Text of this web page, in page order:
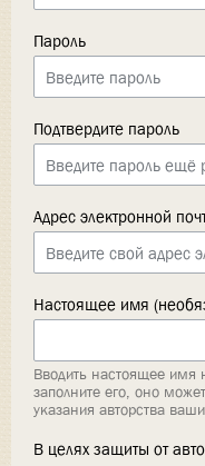
Пароль
Подтвердите пароль
Адрес электронной
Настоящее имя
Вводить настоящее имя
заполните его, оно
указания авторства
В целях защиты от